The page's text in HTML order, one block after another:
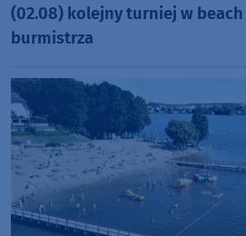
(02.08) kolejny turniej w
burmistrza